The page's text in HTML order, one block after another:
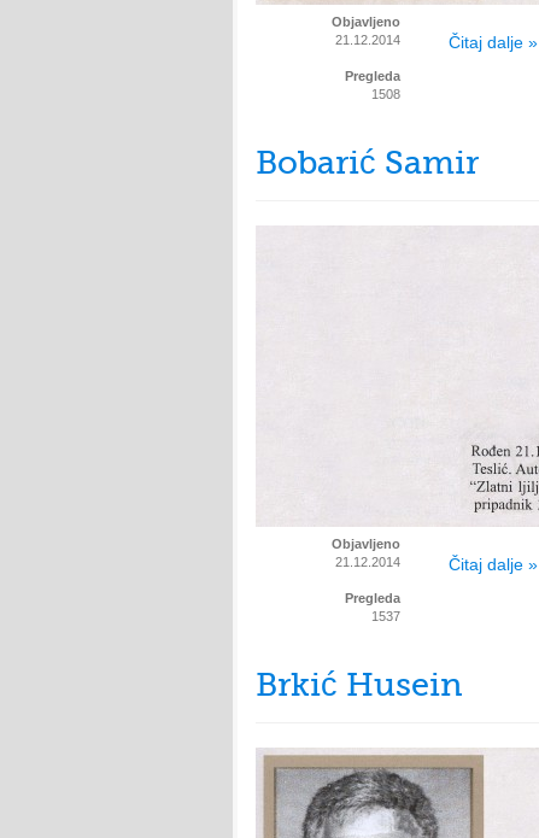
Objavljeno
21.12.2014
Pregleda
1508
Čitaj dalje »
Bobarić Samir
Objavljeno
21.12.2014
Pregleda
1537
Čitaj dalje »
Brkić Husein